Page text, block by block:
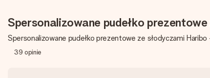
Spersonalizowane pudełko
Spersonalizowane pudełko prezentowe ze słodyczami
39 opinie